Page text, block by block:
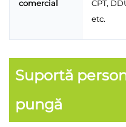
comercial
CPT,
etc.
Suportă
pungă